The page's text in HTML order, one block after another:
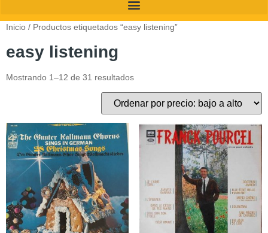
Inicio / Productos etiquetados “easy listening”
easy listening
Mostrando 1–12 de 31 resultados